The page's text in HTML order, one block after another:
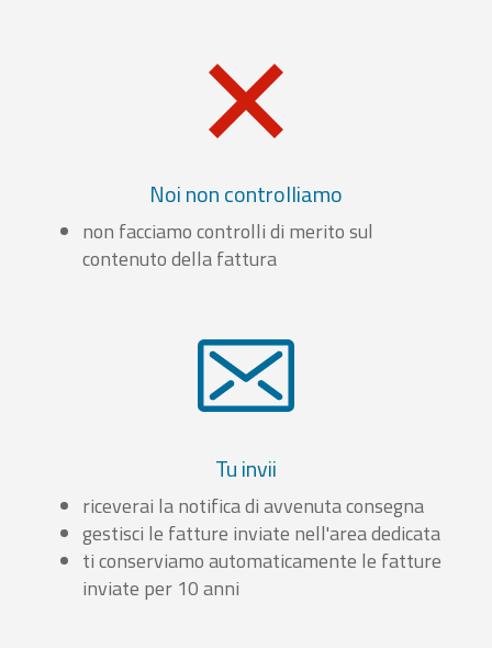
Noi non controlliamo
non facciamo controlli di merito sul
contenuto della fattura
Tu invii
riceverai la notifica di avvenuta consegna
gestisci le fatture inviate nell'area dedicata
ti conserviamo automaticamente le fatture
inviate per 10 anni